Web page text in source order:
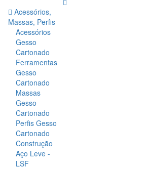
Acessórios,
Massas, Perfis
Acessórios
Gesso
Cartonado
Ferramentas
Gesso
Cartonado
Massas
Gesso
Cartonado
Perfis Gesso
Cartonado
Construção
Aço Leve -
LSF